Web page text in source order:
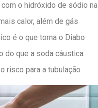
o hidróxido de sódio na
calor, além de gás
é o que torna o Diabo
do que a soda cáustica
risco para a tubulação.